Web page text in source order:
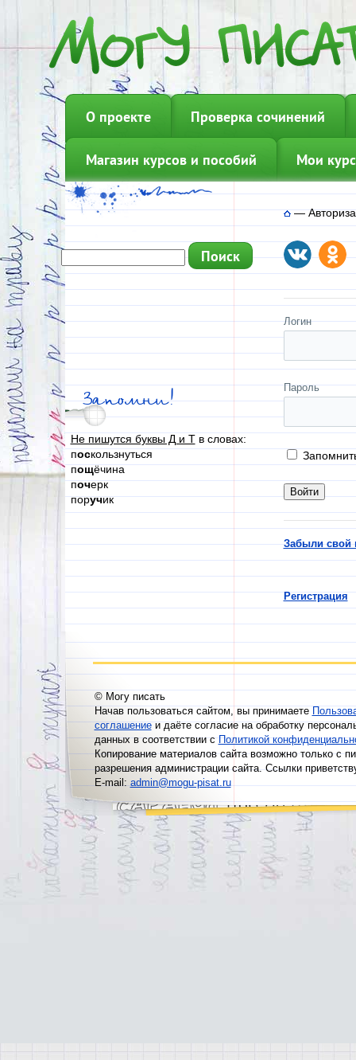
О проекте Проверка сочинений
Магазин курсов и пособий Мои
Запомни!
Не пишутся буквы Д и Тв словах:
поскользнуться
пощёчина
почерк
поручик
—
Логин
Пароль
Забыли свой
Регистрация
© Могу писать
Начав пользоваться сайтом, вы принимаете
соглашениеи даёте согласие на обработку
данных в соответствии сПолитикой
Копирование материалов сайта возможно только с
разрешения администрации сайта. Ссылки
E-mail:admin@mogu-pisat.ru